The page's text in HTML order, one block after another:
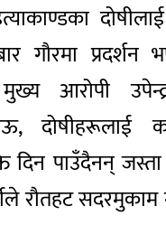
गौरमा प्रदर्शन
आरोपी
दोषीहरूलाई
दिन पाउँदैनन्
रौतहट सदरमुकाम